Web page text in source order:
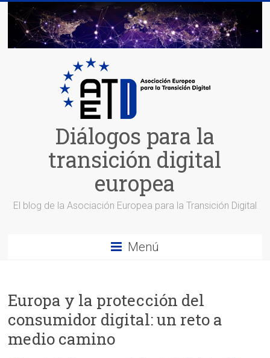
Saltar
contenido
Diálogos para la
transición digital
europea
El blog de la Asociación Europea para la Transición Digital
Menú
Europa y la protección del
consumidor digital: un reto a
medio camino